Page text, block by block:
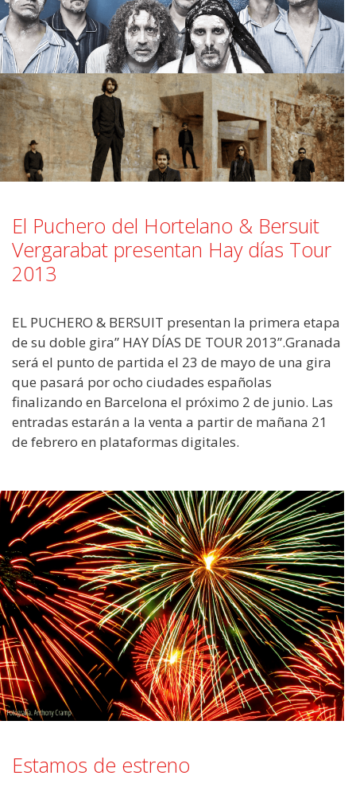
El Puchero del Hortelano & Bersuit
Vergarabat presentan Hay días Tour
2013
EL PUCHERO & BERSUIT presentan la primera etapa
de su doble gira” HAY DÍAS DE TOUR 2013”.Granada
será el punto de partida el 23 de mayo de una gira
que pasará por ocho ciudades españolas
finalizando en Barcelona el próximo 2 de junio. Las
entradas estarán a la venta a partir de mañana 21
de febrero en plataformas digitales.
Estamos de estreno